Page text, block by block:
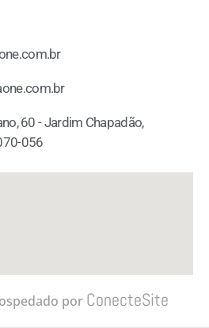
60 - Jardim Chapadão,
056
por ConecteSite